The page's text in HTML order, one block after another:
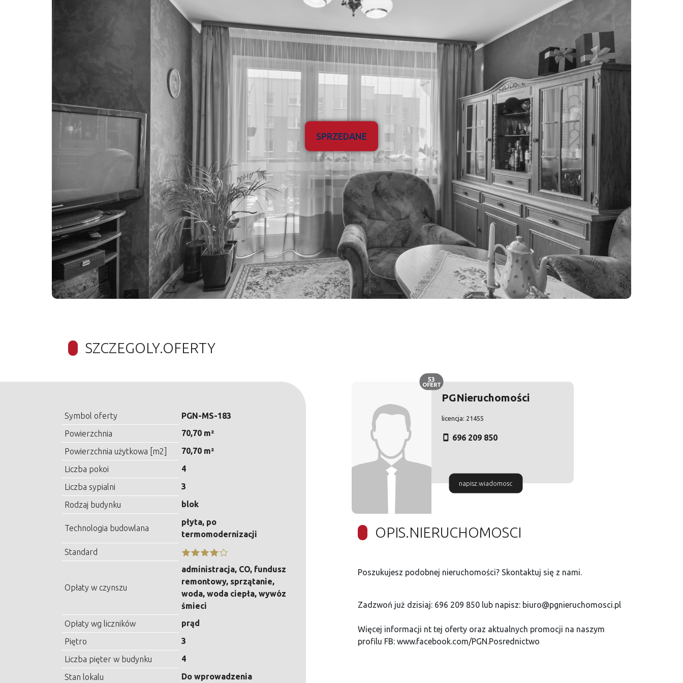
SPRZEDANE
SZCZEGOLY.OFERTY
Symbol oferty
PGN-MS-183
Powierzchnia
70,70 m²
Powierzchnia użytkowa [m2]
70,70 m²
Liczba pokoi
4
Liczba sypialni
3
Rodzaj budynku
blok
Technologia budowlana
płyta, po
termomodernizacji
Standard
Opłaty w czynszu
administracja, CO, fundusz
remontowy, sprzątanie,
woda, woda ciepła, wywóz
śmieci
Opłaty wg liczników
prąd
Piętro
3
Liczba pięter w budynku
4
Stan lokalu
Do wprowadzenia
PGNieruchomości
licencja: 21455
696 209 850
napisz.wiadomosc
53
OFERT
OPIS.NIERUCHOMOSCI
Poszukujesz podobnej nieruchomości? Skontaktuj się z nami.
Zadzwoń już dzisiaj: 696 209 850 lub napisz: biuro@pgnieruchomosci.pl
Więcej informacji nt tej oferty oraz aktualnych promocji na naszym
profilu FB: www.facebook.com/PGN.Posrednictwo